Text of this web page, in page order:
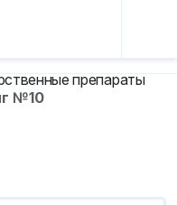
препараты
№10